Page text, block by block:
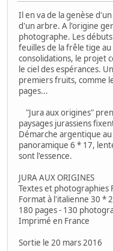
Il en va de la genèse
d'un arbre. A l'origine
photographe. Les
feuilles de la frêle tige
consolidations, le projet
le ciel des espérances.
premiers fruits, comme
pages...
"Jura aux origines"
paysages jurassiens
Démarche argentique
panoramique 6 * 17,
sont l'essence.
JURA AUX ORIGINES
Textes et photographies
Format à l'italienne 30 *
180 pages - 130
Imprimé en France
Sortie le 20 mars 2016